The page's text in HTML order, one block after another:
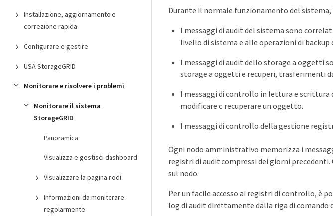
Installazione, aggiornamento e
correzione rapida
Configurare e gestire
USA StorageGRID
Monitorare e risolvere i problemi
Monitorare il sistema
StorageGRID
Panoramica
Visualizza e gestisci dashboard
Visualizzare la pagina nodi
Informazioni da monitorare
regolarmente
Durante il normale funzionamento del sistema,
I messaggi di audit del sistema sono
livello di sistema e alle operazioni di backup
I messaggi di audit dello storage a oggetti
storage a oggetti e recuperi, trasferimenti
I messaggi di controllo in lettura e scrittura
modificare o recuperare un oggetto.
I messaggi di controllo della gestione
Ogni nodo amministrativo memorizza i
registri di audit compressi dei giorni
sul nodo.
Per un facile accesso ai registri di controllo, è
log di audit direttamente dalla riga di comando